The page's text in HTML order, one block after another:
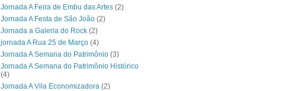
Jornada A Feira de Embu das Artes (2)
Jornada A Festa de São João (2)
Jornada a Galeria do Rock (2)
jornada A Rua 25 de Março (4)
Jornada A Semana do Patrimônio (3)
Jornada A Semana do Patrimônio Histórico
(4)
Jornada A Vila Economizadora (2)